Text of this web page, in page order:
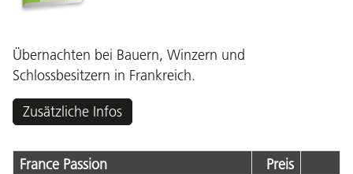
Übernachten bei Bauern, Winzern und
Schlossbesitzern in Frankreich.
Zusätzliche Infos
France Passion
Preis